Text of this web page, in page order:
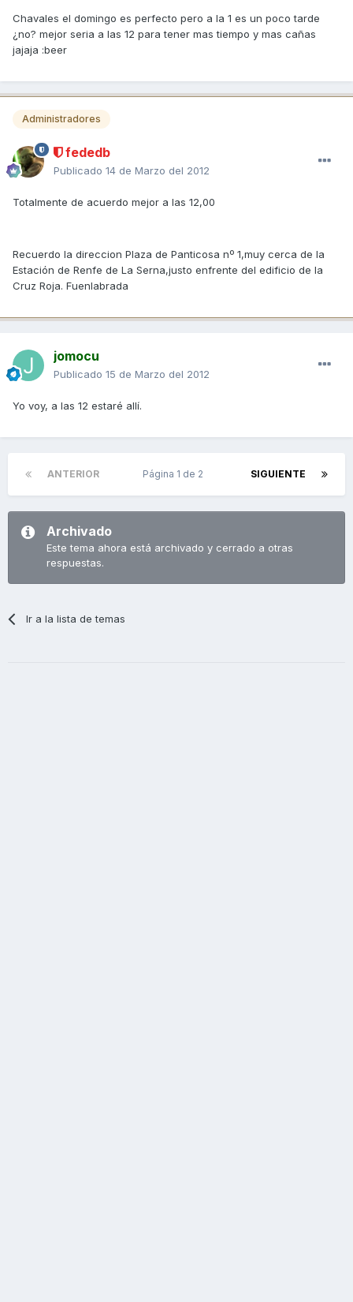
Chavales el domingo es perfecto pero a la 1 es un poco tarde
¿no? mejor seria a las 12 para tener mas tiempo y mas cañas
jajaja :beer
Administradores
fededb
Publicado 14 de Marzo del 2012
Totalmente de acuerdo mejor a las 12,00
Recuerdo la direccion Plaza de Panticosa nº 1,muy cerca de la
Estación de Renfe de La Serna,justo enfrente del edificio de la
Cruz Roja. Fuenlabrada
jomocu
Publicado 15 de Marzo del 2012
Yo voy, a las 12 estaré allí.
ANTERIOR SIGUIENTE
Página 1 de 2
Archivado
Este tema ahora está archivado y cerrado a otras
respuestas.
Ir a la lista de temas